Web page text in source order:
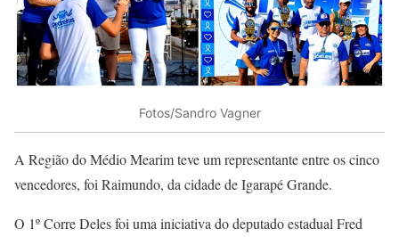
Fotos/Sandro Vagner
A Região do Médio Mearim teve um representante entre os cinco
vencedores, foi Raimundo, da cidade de Igarapé Grande.
O 1º Corre Deles foi uma iniciativa do deputado estadual Fred